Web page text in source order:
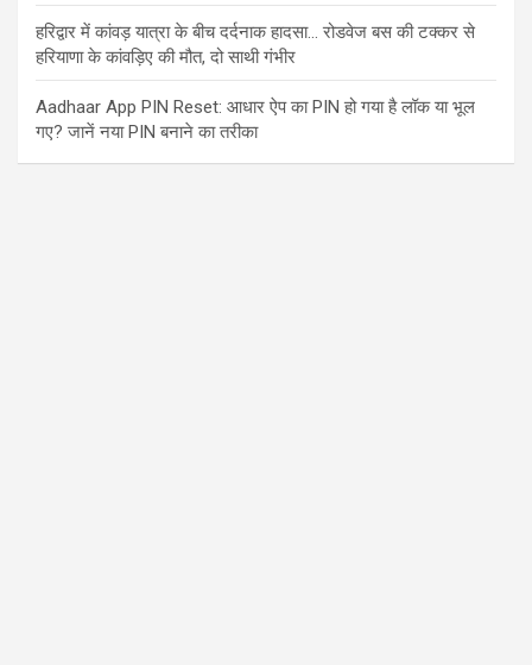
हरिद्वार में कांवड़ यात्रा के बीच दर्दनाक हादसा… रोडवेज बस की टक्कर से
हरियाणा के कांवड़िए की मौत, दो साथी गंभीर
Aadhaar App PIN Reset: आधार ऐप का PIN हो गया है लॉक या भूल
गए? जानें नया PIN बनाने का तरीका